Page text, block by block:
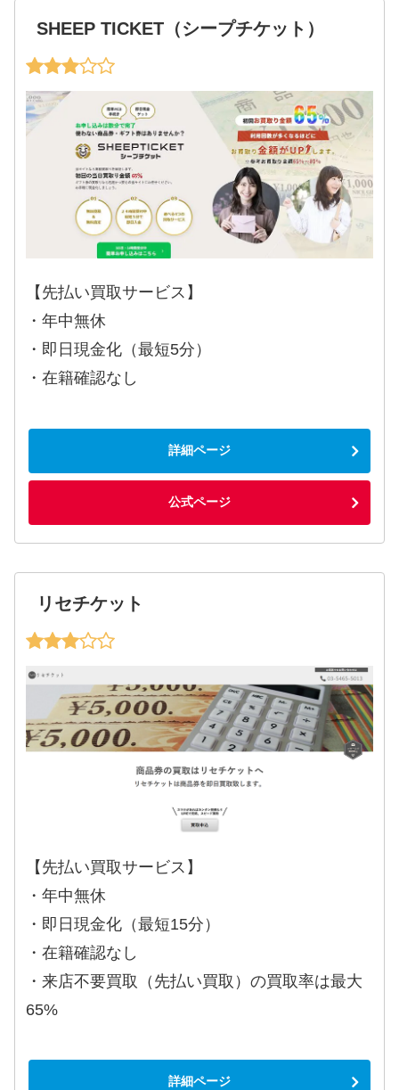
SHEEP TICKET（シープチケット）
【先払い買取サービス】
・年中無休
・即日現金化（最短5分）
・在籍確認なし
詳細ページ
公式ページ
リセチケット
【先払い買取サービス】
・年中無休
・即日現金化（最短15分）
・在籍確認なし
・来店不要買取（先払い買取）の買取率は最大
65%
詳細ページ